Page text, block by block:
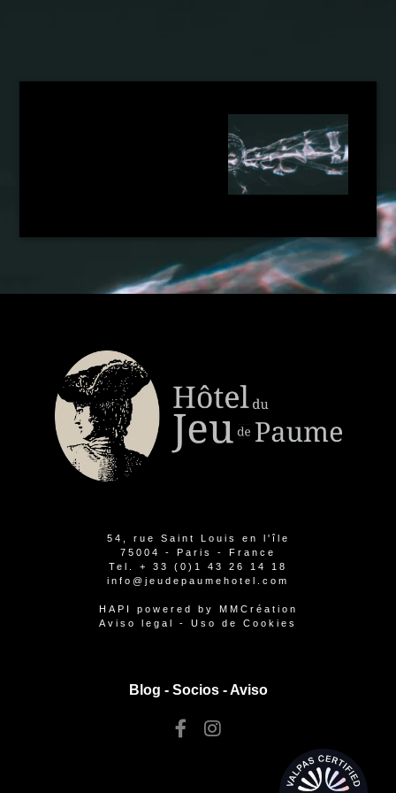
54, rue Saint Louis en l'île
75004 - Paris - France
Tel. + 33 (0)1 43 26 14 18
info@jeudepaumehotel.com
HAPI powered by MMCréation
Aviso legal
- Uso de Cookies
Blog - Socios-Aviso